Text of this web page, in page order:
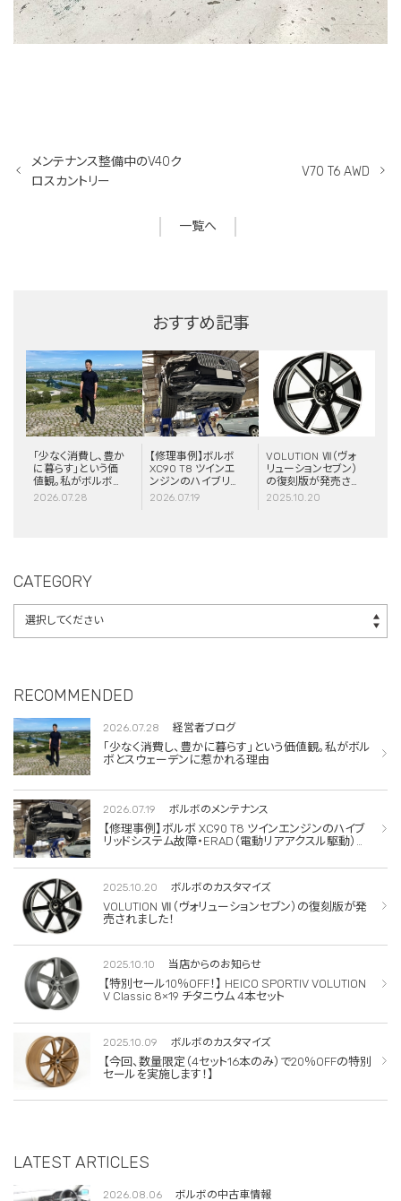
メンテナンス整備中のV40ク
ロスカントリー
一覧へ
V70 T6 AWD
おすすめ記事
「少なく消費し、豊か
に暮らす」という価
値観。私がボルボと
スウェーデンに惹か
2026.07.28
【修理事例】ボルボ
XC90 T8 ツインエ
ンジンのハイブリッ
ドシステム故障・
2026.07.19
VOLUTION Ⅶ（ヴォ
リューションセブン）
の復刻版が発売さ
れました！
2025.10.20
CATEGORY
RECOMMENDED
2026.07.28 経営者ブログ
「少なく消費し、豊かに暮らす」という価値観。私がボル
ボとスウェーデンに惹かれる理由
2026.07.19 ボルボのメンテナンス
【修理事例】ボルボ XC90 T8 ツインエンジンのハイブ
リッドシステム故障・ERAD（電動リアアクスル駆動）交
2025.10.20 ボルボのカスタマイズ
VOLUTION Ⅶ（ヴォリューションセブン）の復刻版が発
売されました！
2025.10.10 当店からのお知らせ
【特別セール10％OFF！】 HEICO SPORTIV VOLUTION
V Classic 8×19 チタニウム 4本セット
2025.10.09 ボルボのカスタマイズ
【今回、数量限定（4セット16本のみ）で20％OFFの特別
セールを実施します！】
LATEST ARTICLES
2026.08.06 ボルボの中古車情報